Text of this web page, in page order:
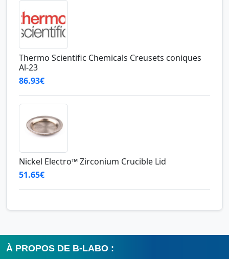
Thermo Scientific Chemicals Creusets coniques
Al-23
86.93€
Nickel Electro™ Zirconium Crucible Lid
51.65€
À PROPOS DE B-LABO :